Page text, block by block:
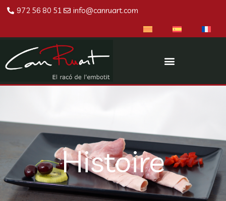
972 56 80 51 info@canruart.com
Histoire